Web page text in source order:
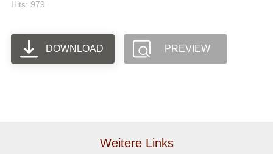
Hits: 979
DOWNLOAD PREVIEW
Weitere Links